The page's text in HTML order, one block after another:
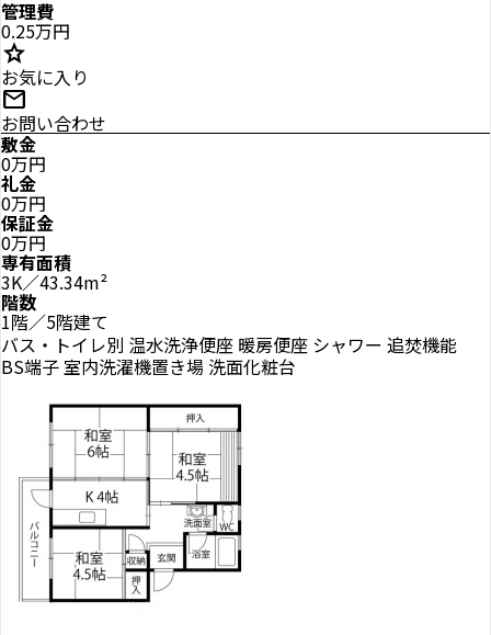
管理費
0.25万円
star
お気に入り
mail
お問い合わせ
敷金
0万円
礼金
0万円
保証金
0万円
専有面積
3K／43.34m²
階数
1階／5階建て
バス・トイレ別 温水洗浄便座 暖房便座 シャワー 追焚機能
BS端子室内洗濯機置き場 洗面化粧台